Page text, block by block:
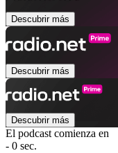
Descubrir más
Descubrir más
Descubrir más
El podcast comienza en
- 0 sec.